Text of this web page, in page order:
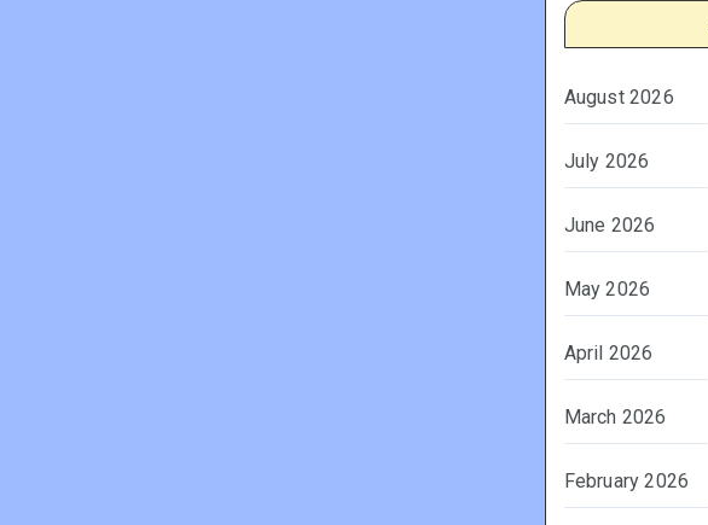
August 2026
July 2026
June 2026
May 2026
April 2026
March 2026
February 2026